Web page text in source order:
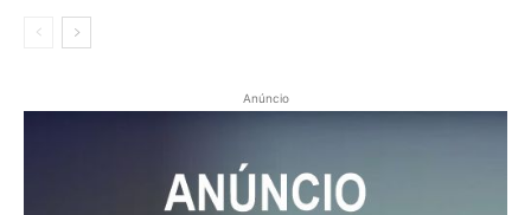
Anúncio